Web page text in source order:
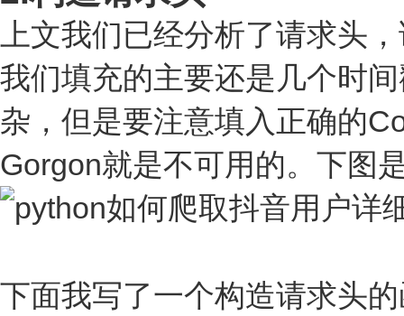
上文我们已经分析了请求头
我们填充的主要还是几个时
杂，但是要注意填入正确的
Gorgon就是不可用的。下图
下面我写了一个构造请求头